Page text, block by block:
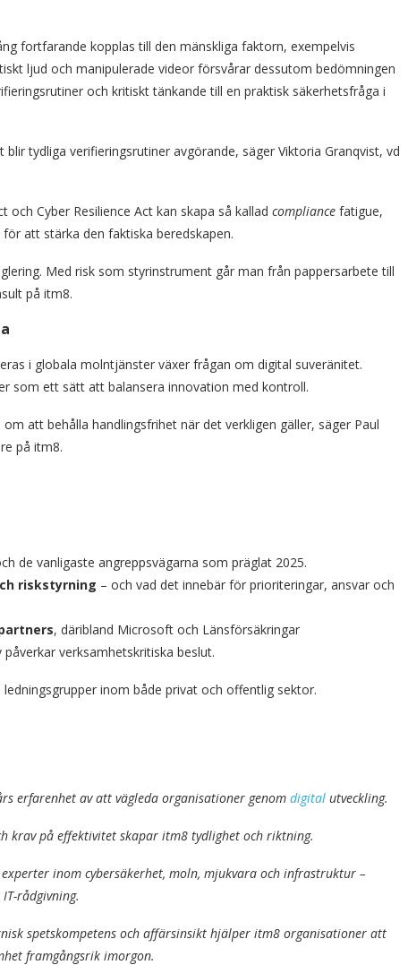
fortfarande kopplas till den mänskliga faktorn, exempelvis
ljud och manipulerade videor försvårar dessutom bedömningen
och kritiskt tänkande till en praktisk säkerhetsfråga i
tydliga verifieringsrutiner avgörande, säger Viktoria Granqvist, vd
och Cyber Resilience Act kan skapa så kallad compliance fatigue,
att stärka den faktiska beredskapen.
Med risk som styrinstrument går man från pappersarbete till
på itm8.
i globala molntjänster växer frågan om digital suveränitet.
som ett sätt att balansera innovation med kontroll.
att behålla handlingsfrihet när det verkligen gäller, säger Paul
på itm8.
de vanligaste angreppsvägarna som präglat 2025.
riskstyrning – och vad det innebär för prioriteringar, ansvar och
, däribland Microsoft och Länsförsäkringar
verksamhetskritiska beslut.
inom både privat och offentlig sektor.
erfarenhet av att vägleda organisationer genom digital utveckling.
krav på effektivitet skapar itm8 tydlighet och riktning.
inom cybersäkerhet, moln, mjukvara och infrastruktur –
rådgivning.
spetskompetens och affärsinsikt hjälper itm8 organisationer att
framgångsrik imorgon.